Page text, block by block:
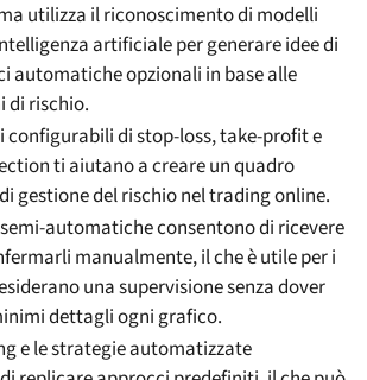
utilizza il riconoscimento di modelli
artificiale per generare idee di
automatiche opzionali in base alle
di rischio.
configurabili di stop-loss, take-profit e
ti aiutano a creare un quadro
gestione del rischio nel trading online.
automatiche consentono di ricevere
manualmente, il che è utile per i
una supervisione senza dover
dettagli ogni grafico.
e le strategie automatizzate